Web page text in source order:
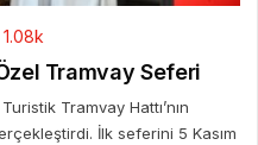
1.08k
Tramvay Seferi
Tramvay Hattı’nın
İlk seferini 5 Kasım